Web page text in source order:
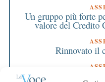
Un gruppo più forte
valore del Credito
Rinnovato il
Bilancio approvato